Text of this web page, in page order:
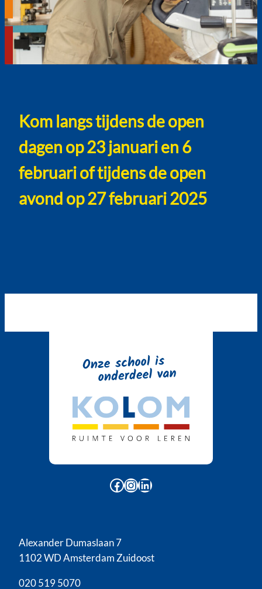
Kom langs tijdens de open
dagen op 23 januari en 6
februari of tijdens de open
avond op 27 februari 2025
Facebook InstagramLinkedIn
Alexander Dumaslaan 7
1102 WD Amsterdam Zuidoost
020 519 5070